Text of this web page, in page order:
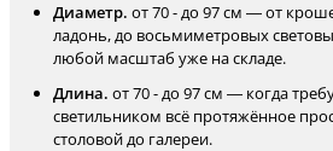
Диаметр. от 70 - до 97 см — от
ладонь, до восьмиметровых
любой масштаб уже на складе.
Длина. от 70 - до 97 см — когда
светильником всё протяжённое
столовой до галереи.